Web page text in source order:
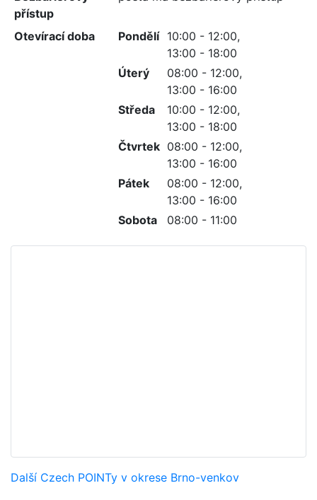
přístup
Otevírací doba Pondělí
10:00 - 12:00,
13:00 - 18:00
Úterý
08:00 - 12:00,
13:00 - 16:00
Středa
10:00 - 12:00,
13:00 - 18:00
Čtvrtek 08:00 - 12:00,
13:00 - 16:00
Pátek
08:00 - 12:00,
13:00 - 16:00
Sobota
08:00 - 11:00
Další Czech POINTy v okrese Brno-venkov